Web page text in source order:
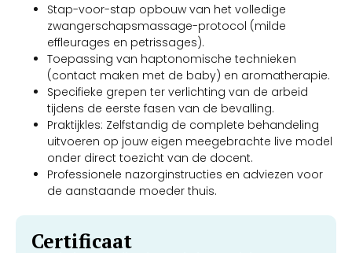
Stap-voor-stap opbouw van het volledige
zwangerschapsmassage-protocol (milde
effleurages en petrissages).
Toepassing van haptonomische technieken
(contact maken met de baby) en aromatherapie.
Specifieke grepen ter verlichting van de arbeid
tijdens de eerste fasen van de bevalling.
Praktijkles: Zelfstandig de complete behandeling
uitvoeren op jouw eigen meegebrachte live model
onder direct toezicht van de docent.
Professionele nazorginstructies en adviezen voor
de aanstaande moeder thuis.
Certificaat